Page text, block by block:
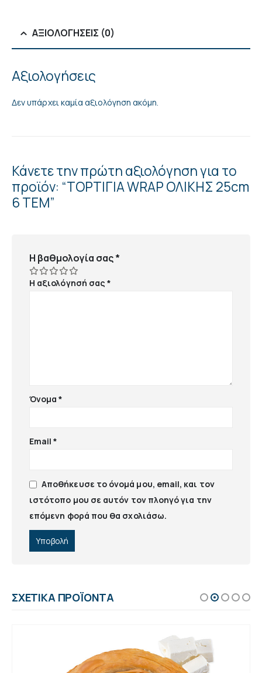
ΑΞΙΟΛΟΓΉΣΕΙΣ (0)
Αξιολογήσεις
Δεν υπάρχει καμία αξιολόγηση ακόμη.
Κάνετε την πρώτη αξιολόγηση για το
προϊόν: “ΤΟΡΤΙΓΙΑ WRAP ΟΛΙΚΗΣ 25cm
6 ΤΕΜ”
Η βαθμολογία σας*
Η αξιολόγησή σας*
Όνομα*
Email*
Αποθήκευσε το όνομά μου, email, και τον
ιστότοπο μου σε αυτόν τον πλοηγό για την
επόμενη φορά που θα σχολιάσω.
ΣΧΕΤΙΚΆ ΠΡΟΪΌΝΤΑ